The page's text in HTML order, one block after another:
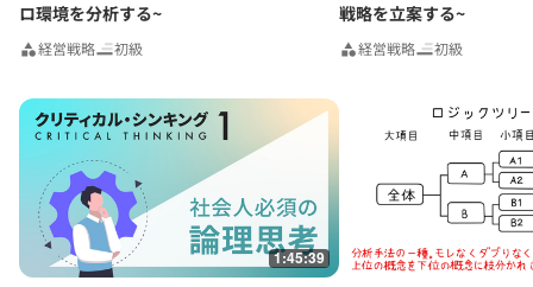
ロ環境を分析する~
経営戦略 初級
戦略を立案する~
経営戦略 初級
1:45:39